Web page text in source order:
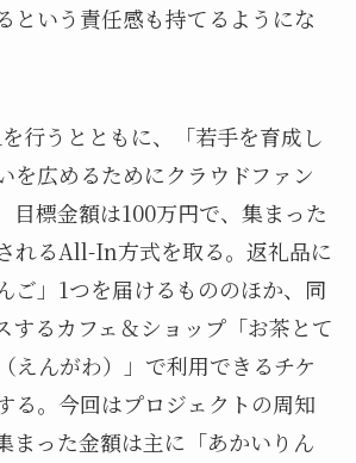
という責任感も持てるようにな
行うとともに、「若手を育成し
を広めるためにクラウドファン
目標金額は100万円で、集まった
れるAll-In方式を取る。返礼品に
ご」1つを届けるもののほか、同
するカフェ＆ショップ「お茶とて
えんがわ）」で利用できるチケ
る。今回はプロジェクトの周知
まった金額は主に「あかいりん